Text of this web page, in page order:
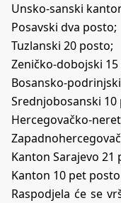
Unsko-sanski
Posavski dva posto;
Tuzlanski 20 posto;
Zeničko-dobojski
Bosansko-
Srednjobosanski 10
Hercegovačko-
Kanton Sarajevo 21
Kanton 10 pet
Raspodjela će se